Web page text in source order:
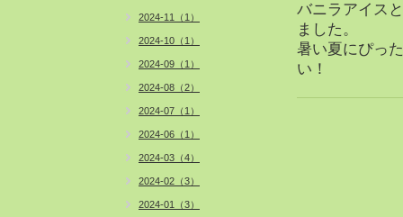
バニラアイス
ました。
暑い夏にぴっ
い！
2024-11（1）
2024-10（1）
2024-09（1）
2024-08（2）
2024-07（1）
2024-06（1）
2024-03（4）
2024-02（3）
2024-01（3）